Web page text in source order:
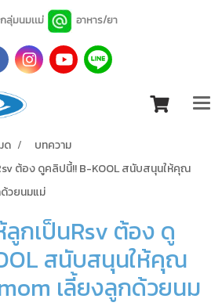
กลุ่มนมเเม่ อาหาร/ยา
ด
บทความ
ต้อง ดูคลิปนี้!! B-KOOL สนับสนุนให้คุณ
วยนมแม่
ลูกเป็นRsv ต้อง ดู
สนับสนุนให้คุณ
เลี้ยงลูกด้วยนม